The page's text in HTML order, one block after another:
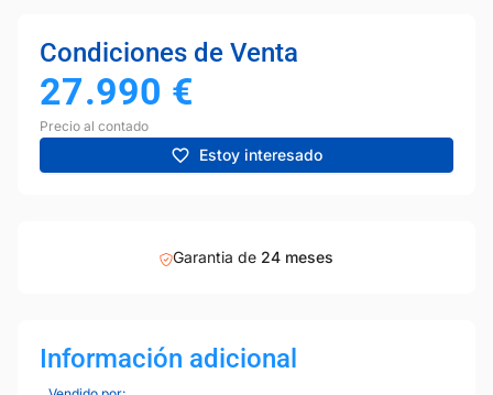
Condiciones de Venta
27.990 €
Precio al contado
Estoy interesado
Garantia de 24 meses
Información adicional